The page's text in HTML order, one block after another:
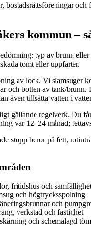
bostadsrättsföreningar
kommun –
typ av brunn
tomt eller uppfarter.
av lock. Vi slamsuger
och botten av tank/​
även tillsätta vatten i
gällande regelverk. Du
var 12–24 månad;
stopp beror på fett,
fritidshus och
och högtrycksspolning
och
verkstad och fastighet
och schemalagd